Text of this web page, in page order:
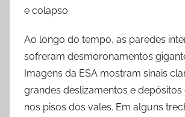
e colapso.
Ao longo do tempo, as paredes
sofreram desmoronamentos
Imagens da ESA mostram sinais
grandes deslizamentos e depósitos
nos pisos dos vales. Em alguns